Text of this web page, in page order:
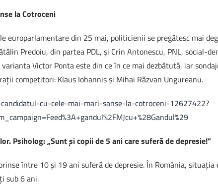
la Cotroceni
europarlamentare din 25 mai, politicienii se pregătesc mai
Predoiu, din partea PDL, şi Crin Antonescu, PNL, social-
Victor Ponta este din ce în ce mai dezbătută, iar
competitori: Klaus Iohannis şi Mihai Răzvan Ungureanu.
cu-cele-mai-mari-sanse-la-cotroceni-12627422?
Psiholog: „Sunt şi copii de 5 ani care suferă de depresie!”
între 10 şi 19 ani suferă de depresie. În România,
sub 6 ani.